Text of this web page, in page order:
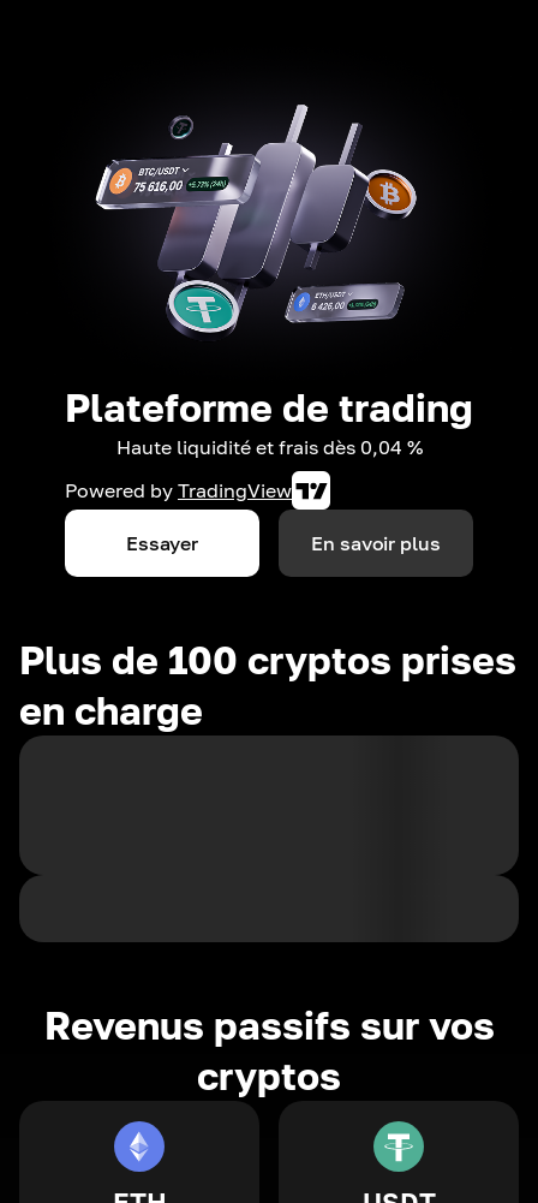
Plateforme de trading
Haute liquidité et frais dès 0,04 %
Powered by TradingView
Essayer En savoir plus
Plus de 100 cryptos prises
en charge
Revenus passifs sur vos
cryptos